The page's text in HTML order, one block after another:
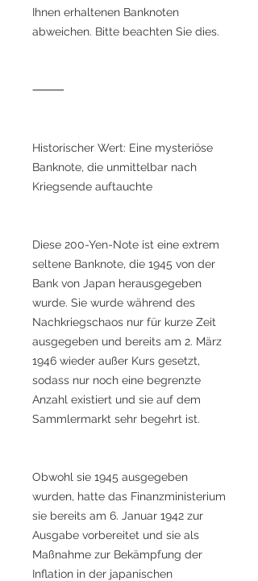
Ihnen erhaltenen Banknoten
abweichen. Bitte beachten Sie dies.
⸻
Historischer Wert: Eine mysteriöse
Banknote, die unmittelbar nach
Kriegsende auftauchte
Diese 200-Yen-Note ist eine extrem
seltene Banknote, die 1945 von der
Bank von Japan herausgegeben
wurde. Sie wurde während des
Nachkriegschaos nur für kurze Zeit
ausgegeben und bereits am 2. März
1946 wieder außer Kurs gesetzt,
sodass nur noch eine begrenzte
Anzahl existiert und sie auf dem
Sammlermarkt sehr begehrt ist.
Obwohl sie 1945 ausgegeben
wurden, hatte das Finanzministerium
sie bereits am 6. Januar 1942 zur
Ausgabe vorbereitet und sie als
Maßnahme zur Bekämpfung der
Inflation in der japanischen